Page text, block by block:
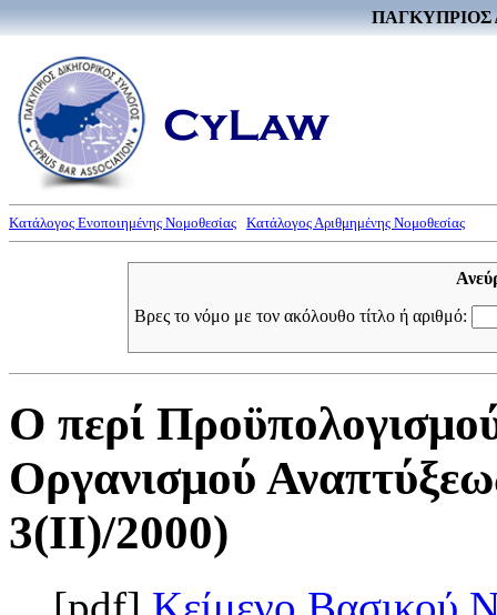
ΠΑΓΚΥΠΡΙΟΣ
Κατάλογος Ενοποιημένης Νομοθεσίας Κατάλογος Αριθμημένης Νομοθεσίας
Βρες το νόμο με τον ακόλουθο τίτλο ή αριθμό:
Ο περί
Οργανισμού
3(II)/2000)